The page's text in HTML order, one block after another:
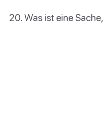
Was ist eine